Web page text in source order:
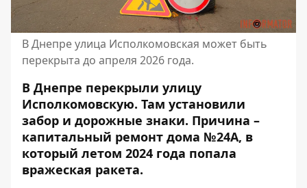
В Днепре улица Исполкомовская может быть
перекрыта до апреля 2026 года.
В Днепре перекрыли улицу
Исполкомовскую. Там установили
забор и дорожные знаки. Причина –
капитальный ремонт дома №24А, в
который летом 2024 года попала
вражеская ракета.